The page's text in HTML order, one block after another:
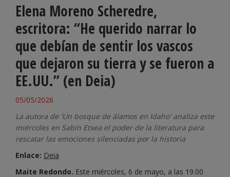
Elena Moreno Scheredre,
escritora: “He querido narrar lo
que debían de sentir los vascos
que dejaron su tierra y se fueron a
EE.UU.” (en Deia)
05/05/2026
La autora de 'Un bosque de álamos en Idaho' analiza este
miércoles en Sabin Etxea el poder de la literatura para
rescatar las emociones silenciadas por la historia
Enlace: Deia
Maite Redondo. Este miércoles, 6 de mayo, a las 19.00